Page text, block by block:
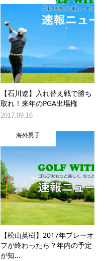
【石川遼】入れ替え戦で勝ち
取れ！来年のPGA出場権
2017.09.16
海外男子
【松山英樹】2017年プレーオ
フが終わったら？年内の予定
が知...